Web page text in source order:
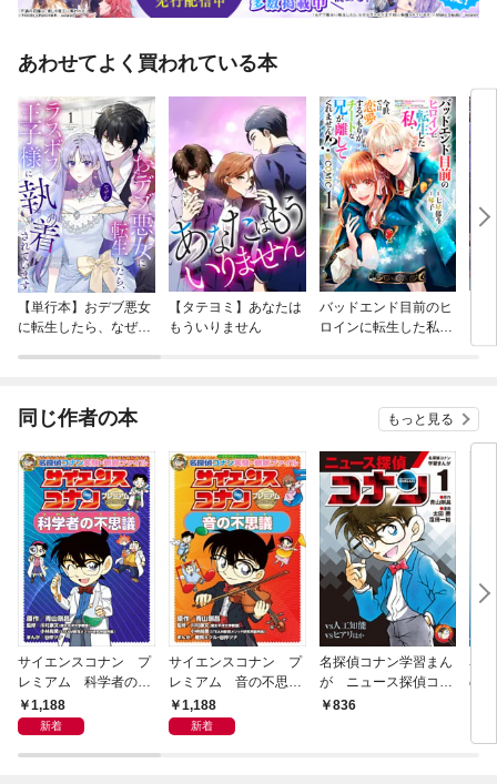
あわせてよく買われている本
【単行本】おデブ悪女
に転生したら、なぜか
【タテヨミ】あなたは
もういりません
バッドエンド目前のヒ
ロインに転生した私、
同じ作者の本 もっと見る
サイエンスコナン プ
レミアム 科学者の不
思議 ～名探偵コナン
実験・観察ファイル～
1,188
新着
サイエンスコナン プ
レミアム 音の不思
議 ～名探偵コナン実
験・観察ファイル～
1,188
新着
名探偵コナン学習まん
が ニュース探偵コナ
ン１～人工知能ｖｓコ
836
名
の